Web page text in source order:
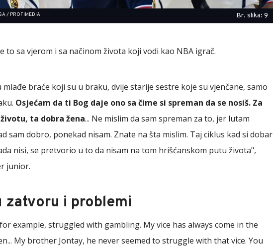
/ PROFIMEDIA Br. slika: 9
to sa vjerom i sa načinom života koji vodi kao NBA igrač.
mlađe braće koji su u braku, dvije starije sestre koje su vjenčane, samo
Osjećam da ti Bog daje ono sa čime si spreman da se nosiš. Za
ta dobra žena... Ne mislim da sam spreman za to, jer lutam
sam dobro, ponekad nisam. Znate na šta mislim. Taj ciklus kad si dobar
nisi, se pretvorio u to da nisam na tom hrišćanskom putu života",
junior.
zatvoru i problemi
example, struggled with gambling. My vice has always come in the
My brother Jontay, he never seemed to struggle with that vice. You